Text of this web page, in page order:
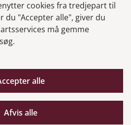
cookies fra tredjepart til
du "Accepter alle", giver du
må gemme
alle
Afvis alle